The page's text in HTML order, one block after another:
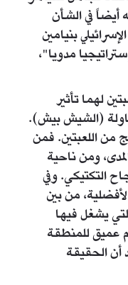
أيضاً في الشأن
بنيامين
مدويا"،
لهما تأثير
(الشيش بيش).
من اللعبتين. فمن
ومن ناحية
التكتيكي. وفي
من بين
يشغل فيها
عميق للمنطقة
أن الحقيقة